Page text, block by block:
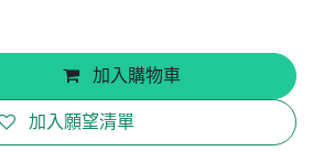
加入購物車
加入願望清單